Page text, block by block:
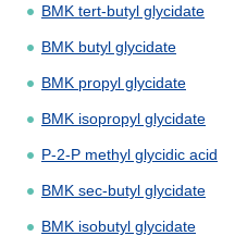
BMK tert-butyl glycidate
BMK butyl glycidate
BMK propyl glycidate
BMK isopropyl glycidate
P-2-P methyl glycidic acid
BMK sec-butyl glycidate
BMK isobutyl glycidate